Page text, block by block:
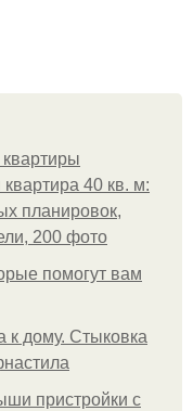
40 кв. м:
планировок,
200 фото
помогут вам
дому. Стыковка
пристройки с